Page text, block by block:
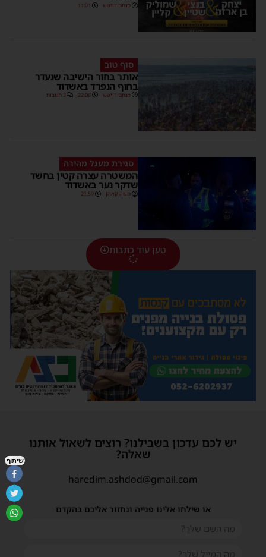
מנחם דויטש 11:01
סוף טוב
אותר בחור הישיבה שנעדר
בחוף הנפרד באשדוד
מנחם דויטש 22:08 3 תגובות
סגירת מעגל מהירה
המשטרה עצרה קטין בחשד
שדקר נער באשדוד
משה קאהן 21:59
טען עוד כתבות
יש לכם עדכון בשבילנו? רוצים לשאול אותנו
שאלה?
haredim.ashdod@gmail.com
או שילחו אלינו פנייה ונחזור אליכם בהקדם
שיתוף